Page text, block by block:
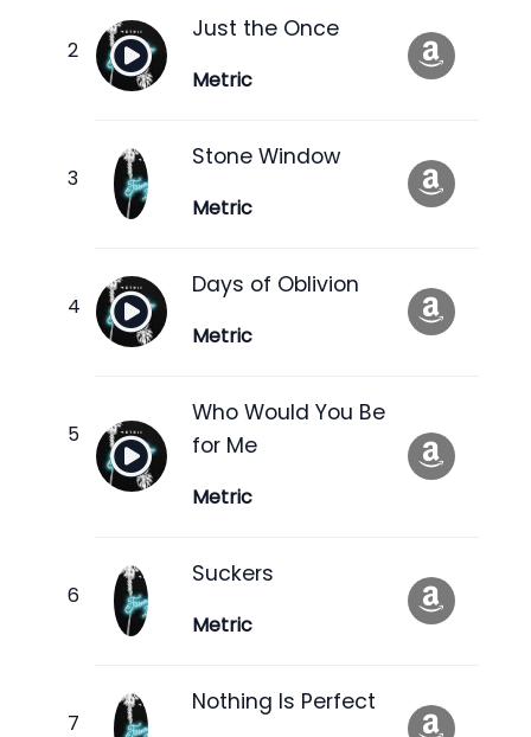
Just the Once
Metric
Stone Window
Metric
Days of Oblivion
Metric
Who Would You Be
for Me
Metric
Suckers
Metric
Nothing Is Perfect